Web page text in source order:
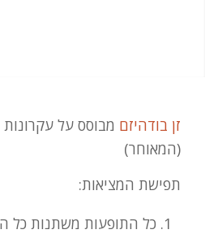
זן בודהיזם מבוסס על עקרונות
(המאוחר)
תפישת המציאות:
כל התופעות משתנות כל